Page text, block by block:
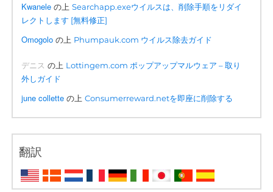
Kwanele の上Searchapp.exeウイルスは、削除手順をリダイ
レクトします [無料修正]
Omogolo の上 Phumpauk.com ウイルス除去ガイド
デニス の上 Lottingem.com ポップアップマルウェア – 取り
外しガイド
june collette の上Consumerreward.netを即座に削除する
翻訳